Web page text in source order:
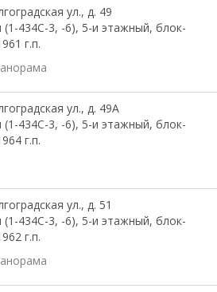
ул., д. 49
434С-3, -6), 5-и этажный, блок-
г.п.
ул., д. 49А
434С-3, -6), 5-и этажный, блок-
г.п.
ул., д. 51
434С-3, -6), 5-и этажный, блок-
г.п.